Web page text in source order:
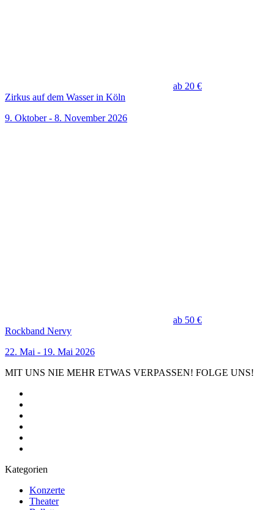
ab 20 €
Zirkus auf dem Wasser in Köln
9. Oktober - 8. November 2026
ab 50 €
Rockband Nervy
22. Mai - 19. Mai 2026
MIT UNS NIE MEHR ETWAS VERPASSEN! FOLGE UNS!
Kategorien
Konzerte
Theater